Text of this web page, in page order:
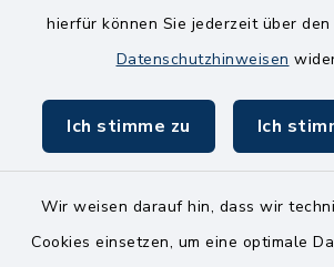
hierfür können Sie jederzeit über den
Datenschutzhinweisen
Ich stimme zu Ich
Wir weisen darauf hin, dass wir
Cookies einsetzen, um eine optimale
Freitag
8.00-11.00 Uhr
Kontakt